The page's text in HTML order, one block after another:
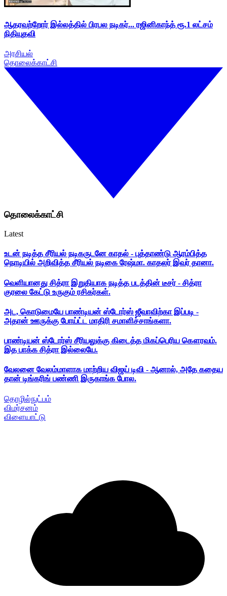
ஆதரவற்றோர் இல்லத்தில் பிரபல நடிகர்... ரஜினிகாந்த் ரூ.1 லட்சம்
நிதியுதவி
அரசியல்
தொலைக்காட்சி
தொலைக்காட்சி
Latest
உடன் நடித்த சீரியல் நடிகருடனே காதல் - புத்தாண்டு ஆரம்பித்த
நொடியில் அறிவித்த சீரியல் நடிகை ரேஷ்மா. காதலர் இவர் தானா.
வெளியானது சித்ரா இறுதியாக நடித்த படத்தின் டீசர் - சித்ரா
குரலை கேட்டு உருகும் ரசிகர்கள்.
அட, கொடுமையே பாண்டியன் ஸ்டோர்ஸ் ஜீவாவிற்கா இப்படி -
அதான் ஊருக்கு போய்ட்ட மாதிரி சமாளிச்சாங்களா.
பாண்டியன் ஸ்டோர்ஸ் சீரியலுக்கு கிடைத்த மிகப்பெரிய கௌரவம்.
இத பாக்க சித்ரா இல்லையே.
வேலனை வேலம்மாளாக மாற்றிய விஜய் டிவி - ஆனால், அதே கதைய
தான் டிங்கரிங் பண்ணி இருகாங்க போல.
தொழில்நுட்பம்
விமர்சனம்
விளையாட்டு